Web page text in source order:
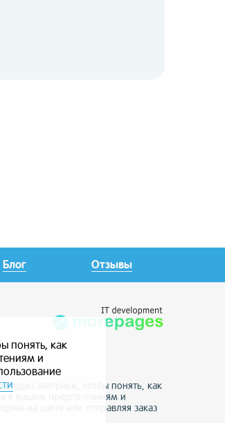
Блог Отзывы
Метрики, чтобы понять, как
к вашим предпочтениям и
на сайте или отправляя заказ
понять, как
и